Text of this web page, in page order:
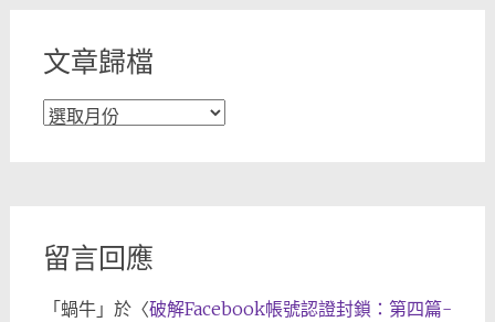
文章歸檔
文
留言回應
「蝸牛」於〈破解Facebook帳號認證封鎖：第四篇-